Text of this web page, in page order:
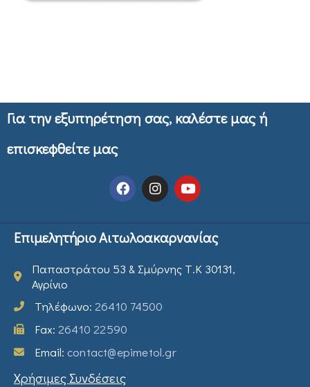
Για την εξυπηρέτηση σας, καλέστε μας ή
επισκεφθείτε μας
Επιμελητήριο Αιτωλοακαρνανίας
Παπαστράτου 53 & Σμύρνης Τ.Κ 30131,
Αγρίνιο
Τηλέφωνο: 26410 74500
Fax: 26410 22590
Email: contact@epimetol.gr
Χρήσιμες Συνδέσεις